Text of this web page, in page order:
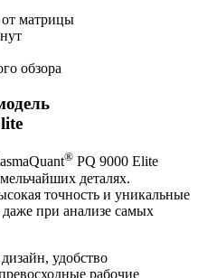
от матрицы
обзора
® PQ 9000 Elite
деталях.
точность и уникальные
при анализе самых
удобство
рабочие